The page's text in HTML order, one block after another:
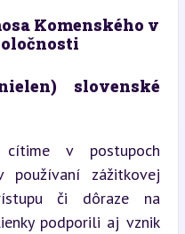
Komenského v
slovenské
cítime v postupoch
zážitkovej
či dôraze na
podporili aj vznik